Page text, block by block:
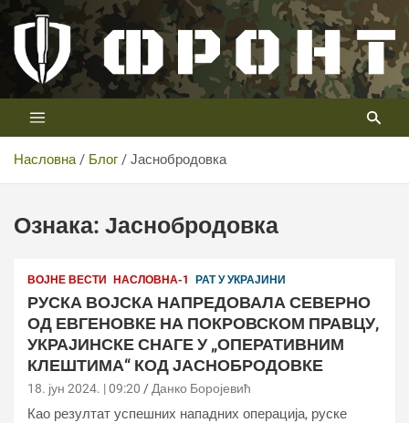
Скип
цонтент
Телевизија ФРОНТ
Први војни канал у Србији
Насловна Блог Јаснобродовка
Ознака: Јаснобродовка
ВОЈНЕ ВЕСТИ НАСЛОВНА-1 РАТ У УКРАЈИНИ
РУСКА ВОЈСКА НАПРЕДОВАЛА СЕВЕРНО
ОД ЕВГЕНОВКЕ НА ПОКРОВСКОМ ПРАВЦУ,
УКРАЈИНСКЕ СНАГЕ У „ОПЕРАТИВНИМ
КЛЕШТИМА“ КОД ЈАСНОБРОДОВКЕ
18. јун 2024. | 09:20 Данко Боројевић
Као резултат успешних нападних операција, руске